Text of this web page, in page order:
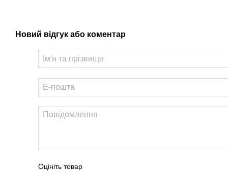
Новий відгук або коментар
Оцініть товар